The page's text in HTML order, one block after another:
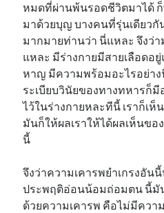
หมดที่ผ่านพ้นรอดชีวิตมาได้ ก็
มาด้วยบุญ บางคนที่รุ่นเดียวกั
มากมายท่านว่า นี่แหละ จึงว่
แหละ มีร่างกายมีสายเลือดอ
หาญ มีความพร้อมอะไรอย่าง
ระเบียบวินัยของทางทหารก็มี
ไว้ในร่างกายหละทีนี้ เราก็เ
มันก็ให้ผลเราให้ได้ผลเห็นข
นี้
จึงว่าความเคารพยำเกรงอัน
ประพฤติอ่อนน้อมถ่อมตน นี้มั
ด้วยความเคารพ คือไม่มีควา